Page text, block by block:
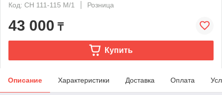
Код: СН 111-115 М/1
Розница
43 000 ₸
Купить
Описание Характеристики Доставка Оплата